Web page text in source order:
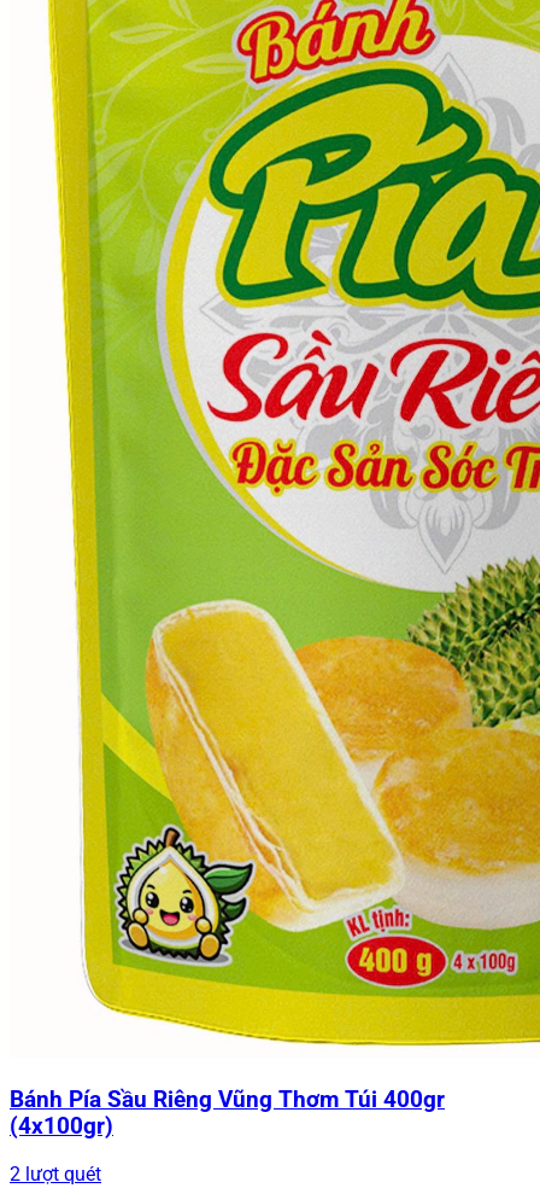
Bánh Pía Sầu Riêng Vũng Thơm Túi 400gr
(4x100gr)
2 lượt quét